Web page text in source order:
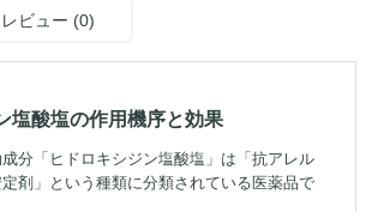
レビュー (0)
塩酸塩の作用機序と効果
分「ヒドロキシジン塩酸塩」は「抗アレル
剤」という種類に分類されている医薬品で